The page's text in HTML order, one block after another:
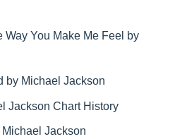
Way You Make Me Feel by
by Michael Jackson
Jackson Chart History
Jackson